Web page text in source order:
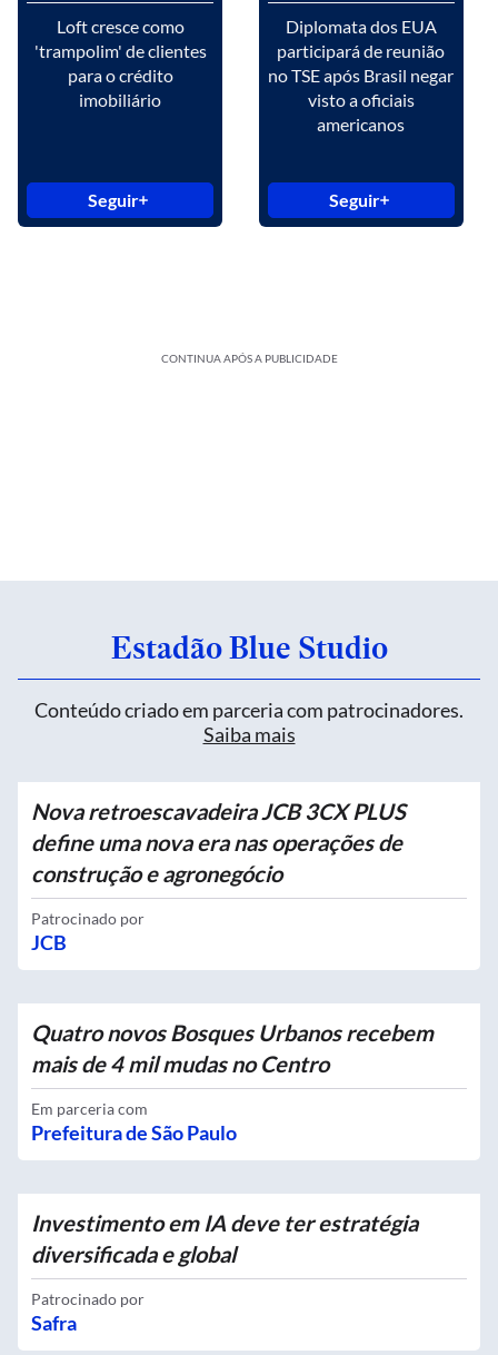
Loft cresce como
'trampolim' de clientes
para o crédito
imobiliário
Seguir
Diplomata dos EUA
participará de reunião
no TSE após Brasil negar
visto a oficiais
americanos
Seguir
CONTINUA APÓS A PUBLICIDADE
Estadão Blue Studio
Conteúdo criado em parceria com patrocinadores.
Saiba mais
Nova retroescavadeira JCB 3CX PLUS
define uma nova era nas operações de
construção e agronegócio
Patrocinado por
JCB
Quatro novos Bosques Urbanos recebem
mais de 4 mil mudas no Centro
Em parceria com
Prefeitura de São Paulo
Investimento em IA deve ter estratégia
diversificada e global
Patrocinado por
Safra